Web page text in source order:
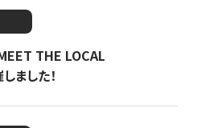
THE LOCAL
ました！